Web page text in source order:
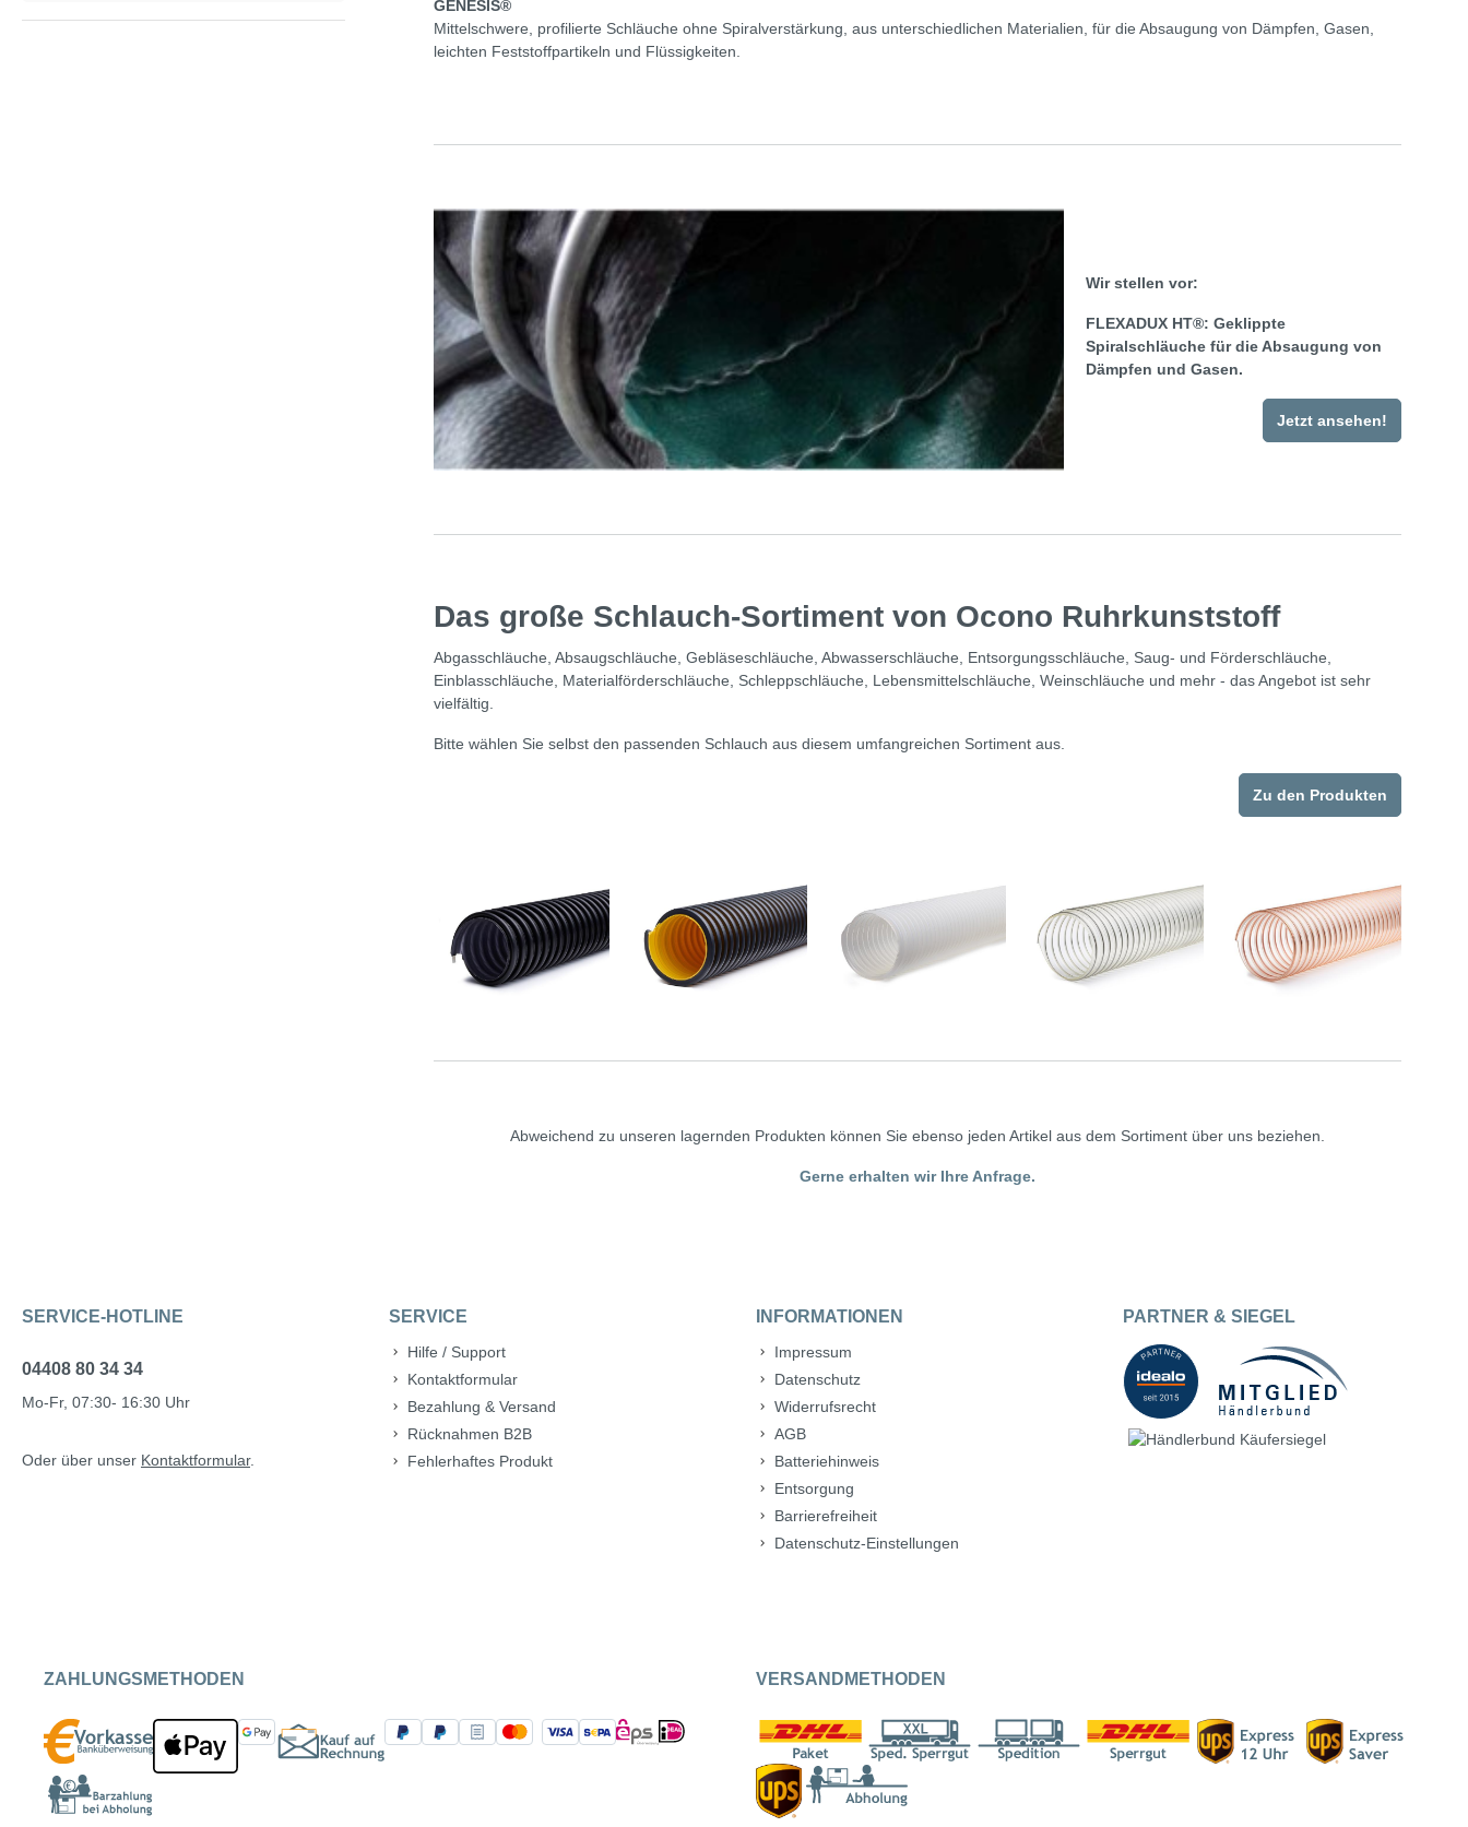
GENESIS®
Mittelschwere, profilierte Schläuche ohne Spiralverstärkung, aus unterschiedlichen Materialien, für die Absaugung von Dämpfen, Gasen,
leichten Feststoffpartikeln und Flüssigkeiten.
Wir stellen vor:
FLEXADUX HT®: Geklippte
Spiralschläuche für die Absaugung von
Dämpfen und Gasen.
Jetzt ansehen!
Das große Schlauch-Sortiment von Ocono Ruhrkunststoff
Abgasschläuche, Absaugschläuche, Gebläseschläuche, Abwasserschläuche, Entsorgungsschläuche, Saug- und Förderschläuche,
Einblasschläuche, Materialförderschläuche, Schleppschläuche, Lebensmittelschläuche, Weinschläuche und mehr - das Angebot ist sehr
vielfältig.
Bitte wählen Sie selbst den passenden Schlauch aus diesem umfangreichen Sortiment aus.
Zu den Produkten
Abweichend zu unseren lagernden Produkten können Sie ebenso jeden Artikel aus dem Sortiment über uns beziehen.
Gerne erhalten wir Ihre Anfrage.
SERVICE-HOTLINE
04408 80 34 34
Mo-Fr, 07:30- 16:30 Uhr
Oder über unser Kontaktformular.
SERVICE
Hilfe / Support
Kontaktformular
Bezahlung & Versand
Rücknahmen B2B
Fehlerhaftes Produkt
INFORMATIONEN
Impressum
Datenschutz
Widerrufsrecht
AGB
Batteriehinweis
Entsorgung
Barrierefreiheit
Datenschutz-Einstellungen
PARTNER & SIEGEL
ZAHLUNGSMETHODEN VERSANDMETHODEN